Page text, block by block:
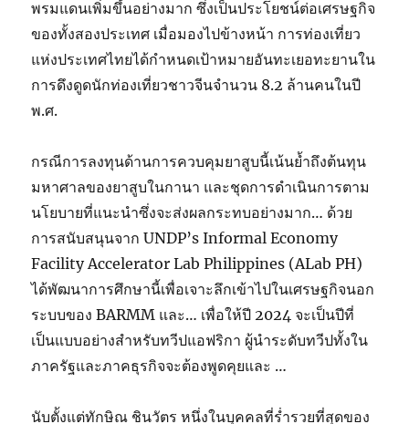
พรมแดนเพิ่มขึ้นอย่างมาก ซึ่งเป็นประโยชน์ต่อเศรษฐกิจ
ของทั้งสองประเทศ เมื่อมองไปข้างหน้า การท่องเที่ยว
แห่งประเทศไทยได้กำหนดเป้าหมายอันทะเยอทะยานใน
การดึงดูดนักท่องเที่ยวชาวจีนจำนวน 8.2 ล้านคนในปี
พ.ศ.
กรณีการลงทุนด้านการควบคุมยาสูบนี้เน้นย้ำถึงต้นทุน
มหาศาลของยาสูบในกานา และชุดการดำเนินการตาม
นโยบายที่แนะนำซึ่งจะส่งผลกระทบอย่างมาก… ด้วย
การสนับสนุนจาก UNDP’s Informal Economy
Facility Accelerator Lab Philippines (ALab PH)
ได้พัฒนาการศึกษานี้เพื่อเจาะลึกเข้าไปในเศรษฐกิจนอก
ระบบของ BARMM และ… เพื่อให้ปี 2024 จะเป็นปีที่
เป็นแบบอย่างสำหรับทวีปแอฟริกา ผู้นำระดับทวีปทั้งใน
ภาครัฐและภาคธุรกิจจะต้องพูดคุยและ …
นับตั้งแต่ทักษิณ ชินวัตร หนึ่งในบุคคลที่ร่ำรวยที่สุดของ